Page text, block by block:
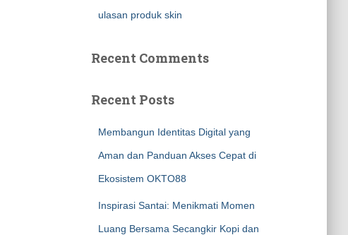
ulasan produk skin
Recent Comments
Recent Posts
Membangun Identitas Digital yang
Aman dan Panduan Akses Cepat di
Ekosistem OKTO88
Inspirasi Santai: Menikmati Momen
Luang Bersama Secangkir Kopi dan